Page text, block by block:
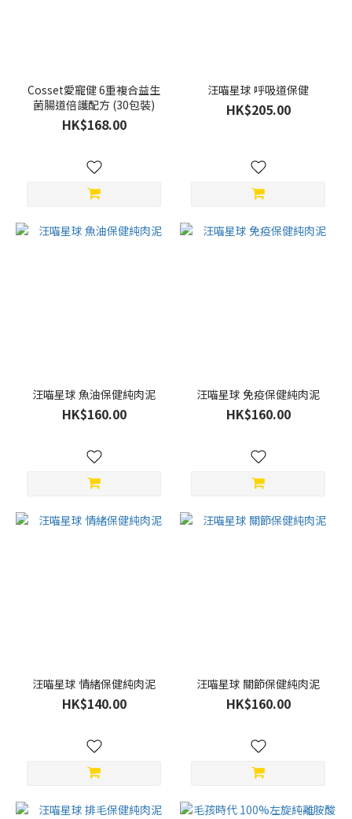
Cosset愛寵健 6重複合益生
菌腸道倍護配方 (30包裝)
HK$168.00
汪喵星球 呼吸道保健
HK$205.00
汪喵星球 魚油保健純肉泥
HK$160.00
汪喵星球 免疫保健純肉泥
HK$160.00
汪喵星球 情緒保健純肉泥
HK$140.00
汪喵星球 關節保健純肉泥
HK$160.00